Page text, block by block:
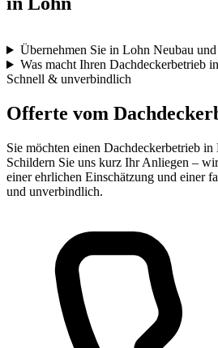
Übernehmen Sie in Lohn Neubau
Was macht Ihren Dachdeckerbetrieb
Schnell & unverbindlich
Offerte vom
Sie möchten einen Dachdeckerbetrieb in
Schildern Sie uns kurz Ihr Anliegen –
einer ehrlichen Einschätzung und einer
und unverbindlich.